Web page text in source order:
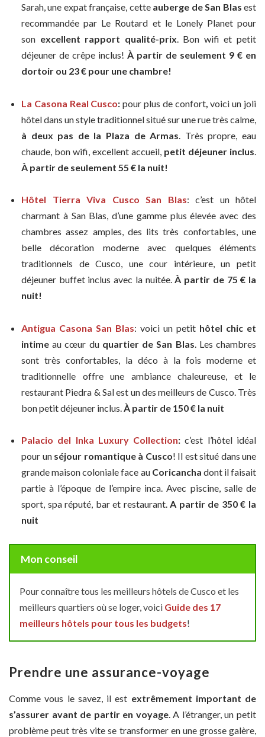
Sarah, une expat française, cette auberge de San Blasest
recommandée par Le Routard et le Lonely Planet pour
son excellent rapport qualité-prix. Bon wifi et petit
déjeuner de crêpe inclus! À partir de seulement 9 € en
dortoir ou 23 € pour une chambre!
La Casona Real Cusco:pour plus de confort,voici un joli
hôtel dans un style traditionnel situé sur une rue très calme,
à deux pas de la Plaza de Armas . Très propre, eau
chaude, bon wifi, excellent accueil, petit déjeuner inclus
À partir de seulement 55 € la nuit!
Hôtel Tierra Viva Cusco San Blas: c’est un hôtel
charmant à San Blas, d’une gamme plus élevée avec des
chambres assez amples, des lits très confortables, une
belle décoration moderne avec quelques éléments
traditionnels de Cusco, une cour intérieure, un petit
déjeuner buffet inclus avec la nuitée.À partir de 75 € la
nuit!
Antigua Casona San Blas: voici un petit hôtel chic et
intimeau cœur du quartier de San Blas . Les chambres
sont très confortables, la déco à la fois moderne et
traditionnelle offre une ambiance chaleureuse, et le
restaurant Piedra & Sal est un des meilleurs de Cusco. Très
bon petit déjeuner inclus. À partir de 150 € la nuit
Palacio del Inka Luxury Collection:c’est l’hôtel idéal
pour un séjour romantique à Cusco! Il est situé dans une
grande maison coloniale face au Coricancha dont il faisait
partie à l’époque de l’empire inca. Avec piscine, salle de
sport, spa réputé, bar et restaurant.A partir de 350€ la
nuit
Mon conseil
Pour connaître tous les meilleurs hôtels de Cusco et les
meilleurs quartiers où se loger, voici Guide des 17
meilleurs hôtels pour tous les budgets!
Prendre une assurance-voyage
Comme vous le savez, il est extrêmement important de
s’assurer avant de partir en voyage. A l’étranger, un petit
problème peut très vite se transformer en une grosse galère,